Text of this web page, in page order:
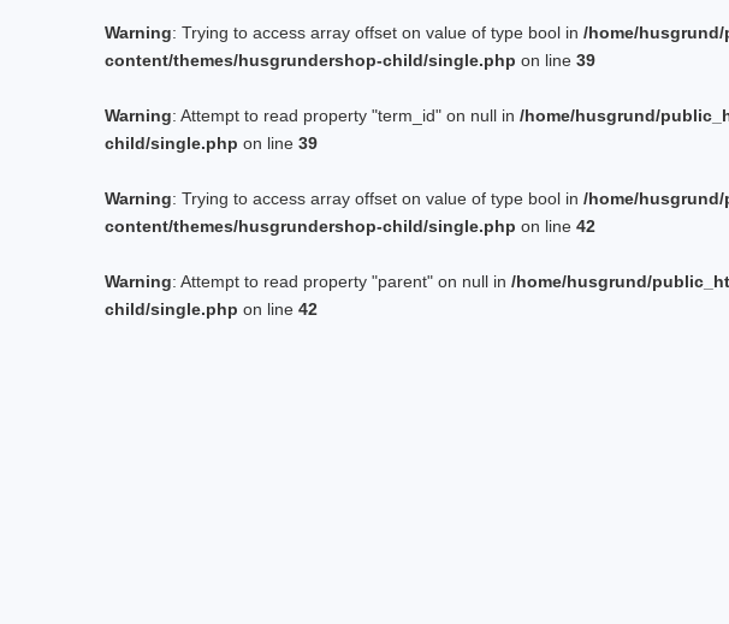
Warning: Trying to access array offset on value of type bool in /home/
content/themes/husgrundershop-child/single.php on line 39
Warning: Attempt to read property "term_id" on null in /home/husgrund/
child/single.php on line 39
Warning: Trying to access array offset on value of type bool in /home/
content/themes/husgrundershop-child/single.php on line 42
Warning: Attempt to read property "parent" on null in /home/husgrund/
child/single.php on line 42